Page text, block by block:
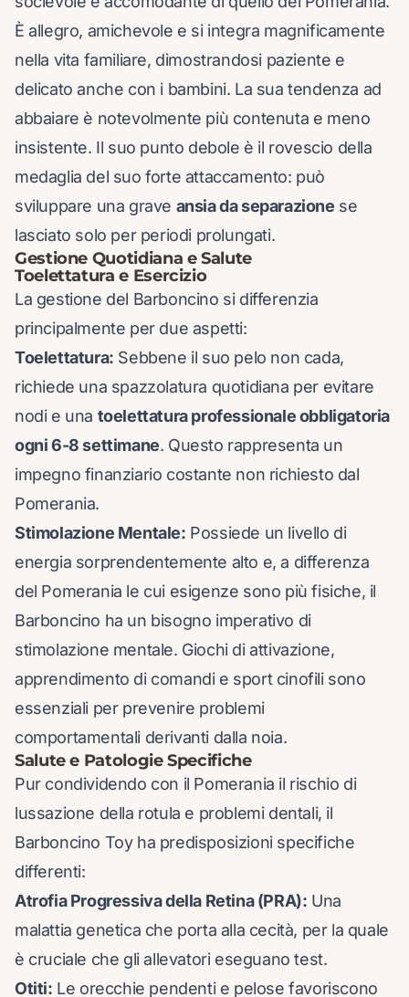
È allegro, amichevole e si integra magnificamente
nella vita familiare, dimostrandosi paziente e
delicato anche con i bambini. La sua tendenza ad
abbaiare è notevolmente più contenuta e meno
insistente. Il suo punto debole è il rovescio della
medaglia del suo forte attaccamento: può
sviluppare una grave ansia da separazione se
lasciato solo per periodi prolungati.
Gestione Quotidiana e Salute
Toelettatura e Esercizio
La gestione del Barboncino si differenzia
principalmente per due aspetti:
Toelettatura: Sebbene il suo pelo non cada,
richiede una spazzolatura quotidiana per evitare
nodi e una toelettatura professionale obbligatoria
ogni 6-8 settimane. Questo rappresenta un
impegno finanziario costante non richiesto dal
Pomerania.
Stimolazione Mentale: Possiede un livello di
energia sorprendentemente alto e, a differenza
del Pomerania le cui esigenze sono più fisiche, il
Barboncino ha un bisogno imperativo di
stimolazione mentale. Giochi di attivazione,
apprendimento di comandi e sport cinofili sono
essenziali per prevenire problemi
comportamentali derivanti dalla noia.
Salute e Patologie Specifiche
Pur condividendo con il Pomerania il rischio di
lussazione della rotula e problemi dentali, il
Barboncino Toy ha predisposizioni specifiche
differenti:
Atrofia Progressiva della Retina (PRA): Una
malattia genetica che porta alla cecità, per la quale
è cruciale che gli allevatori eseguano test.
Otiti: Le orecchie pendenti e pelose favoriscono